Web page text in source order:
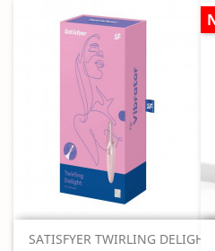
Szybki podgląd
SATISFYER TWIRLING DELIGHT...